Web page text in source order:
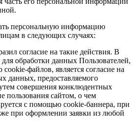
персональную информацию
в следующих случаях:
согласие на такие действия. В
обработки данных Пользователей,
файлов, является согласие на
данных, предоставляемого
совершения конклюдентных
пользования сайтом, о чем
с помощью cookie-баннера, при
при оформлении заявки из любой